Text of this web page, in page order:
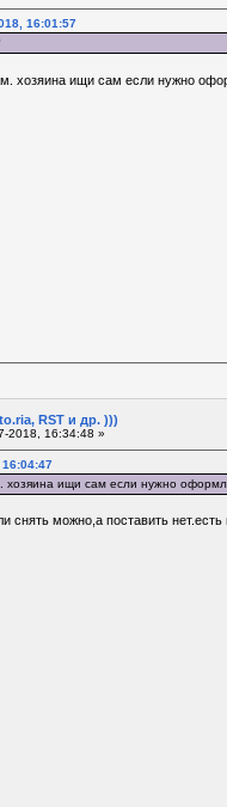
16:01:57
хозяина ищи сам если нужно
RST и др. )))
2018, 16:34:48 »
16:04:47
хозяина ищи сам если нужно
снять можно,а поставить